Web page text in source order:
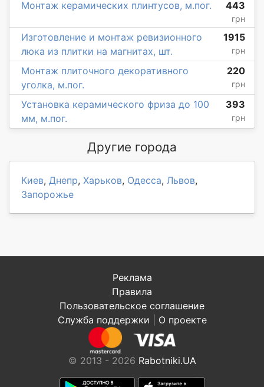
Монтаж керамических плинтусов, м.пог. 443
грн
Изготовление и монтаж ревизионного
люка из плитки на магнитах, шт.
1915
грн
Монтаж плиточного декоративного
уголка, м.пог.
220
грн
Установка керамического фриза до 100
мм, м.пог.
393
грн
Другие города
Киев, Днепр, Харьков, Одесса, Львов,
Запорожье
Реклама
Правила
Пользовательское соглашение
Служба поддержки
О проекте
© 2013 - 2026 Rabotniki.UA